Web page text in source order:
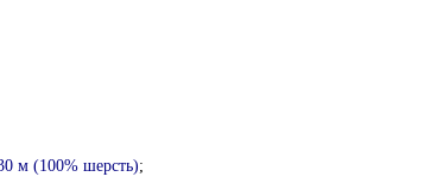
м (100% шерсть);